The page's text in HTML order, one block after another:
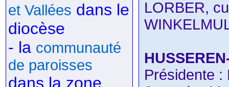
et Vallées dans le
diocèse
- la communauté
de paroisses
dans la zone
LORBER,
Présidente :